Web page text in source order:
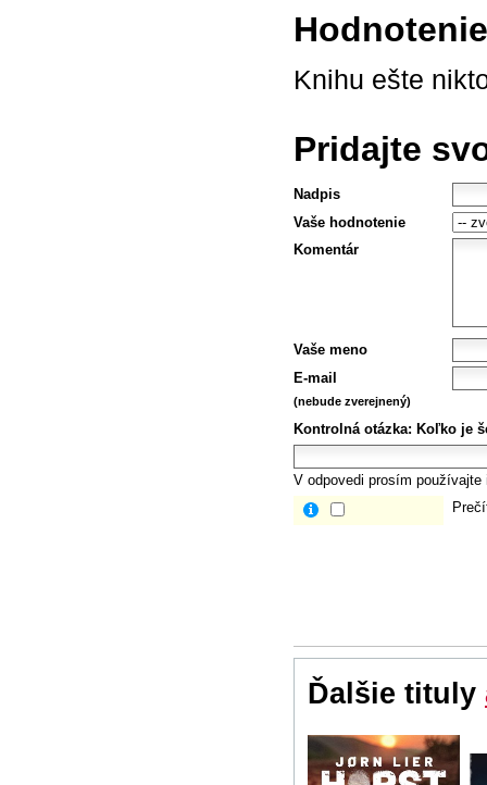
Knihu ešte
Pridajte
Nadpis
Vaše hodnotenie
Komentár
Vaše meno
E-mail
(nebude zverejnený)
Kontrolná otázka: Koľko je
V odpovedi prosím
Ďalšie tituly